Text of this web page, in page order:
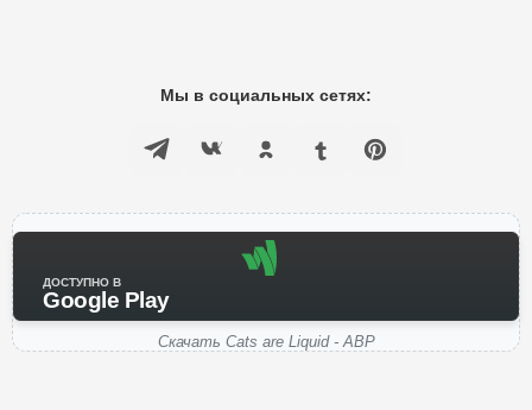
Мы в социальных сетях:
ДОСТУПНО В
Google Play
Скачать Cats are Liquid - ABP